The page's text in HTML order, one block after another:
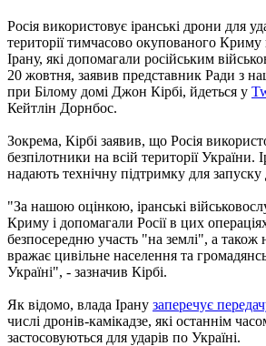
Росія використовує іранські дрони для
території тимчасово окупованого Криму
Ірану, які допомагали російським
20 жовтня, заявив представник Ради з
при Білому домі Джон Кірбі, йдеться у
Кейтлін Дорнбос.
Зокрема, Кірбі заявив, що Росія
безпілотники на всій території України.
надають технічну підтримку для запуску
"За нашою оцінкою, іранські
Криму і допомагали Росії в цих
безпосередню участь "на землі", а також
вражає цивільне населення та
Україні", - зазначив Кірбі.
Як відомо, влада Ірану заперечує
числі дронів-камікадзе, які останнім
застосовуються для ударів по Україні.